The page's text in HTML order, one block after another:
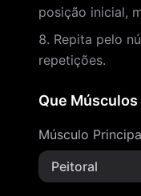
posição inicial,
Repita pelo
repetições.
Que Músculos
Músculo
Peitoral